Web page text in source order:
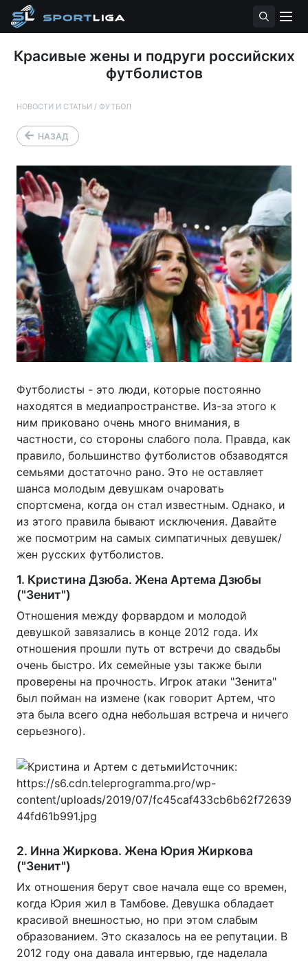
Красивые жены и подруги российских
футболистов
НОВОСТИ И СТАТЬИ / ФУТБОЛ
НАЗАД
Футболисты - это люди, которые постоянно
находятся в медиапространстве. Из-за этого к
ним приковано очень много внимания, в
частности, со стороны слабого пола. Правда, как
правило, большинство футболистов обзаводятся
семьями достаточно рано. Это не оставляет
шанса молодым девушкам очаровать
спортсмена, когда он стал известным. Однако, и
из этого правила бывают исключения. Давайте
же посмотрим на самых симпатичных девушек/
жен русских футболистов.
1. Кристина Дзюба. Жена Артема Дзюбы
("Зенит")
Отношения между форвардом и молодой
девушкой завязались в конце 2012 года. Их
отношения прошли путь от встречи до свадьбы
очень быстро. Их семейные узы также были
проверены на прочность. Игрок атаки "Зенита"
был пойман на измене (как говорит Артем, что
эта была всего одна небольшая встреча и ничего
серьезного).
2. Инна Жиркова. Жена Юрия Жиркова
("Зенит")
Их отношения берут свое начала еще со времен,
когда Юрия жил в Тамбове. Девушка обладает
красивой внешностью, но при этом слабым
образованием. Это сказалось на ее репутации. В
2012 году она давала интервью, где наделала